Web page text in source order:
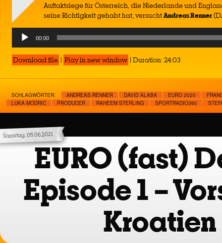
Auftaktsiege für Österreich, die Niederlande und
seine Richtigkeit gehabt hat, versuchtAndreas Renner
Audio
Player
00:00
Download file | Play in new window | Duration: 24:03
SCHLAGWÖRTER: ANDREAS RENNER DAVID ALABA EURO 2020
LUKA MODRIC
PRODUCER RAHEEM STERLING SPORTRADIO360
Samstag, 05.06.2021
EURO (fast)
Episode 1 –
Kroatien